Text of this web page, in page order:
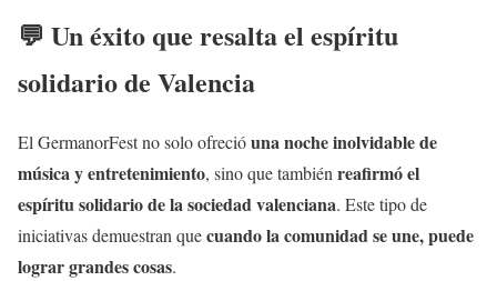
💬 Un éxito que resalta el espíritu
solidario de Valencia
El GermanorFest no solo ofrecióuna noche inolvidable de
música y entretenimiento, sino que tambiénreafirmó el
espíritu solidario de la sociedad valenciana. Este tipo de
iniciativas demuestran quecuando la comunidad se une, puede
lograr grandes cosas.